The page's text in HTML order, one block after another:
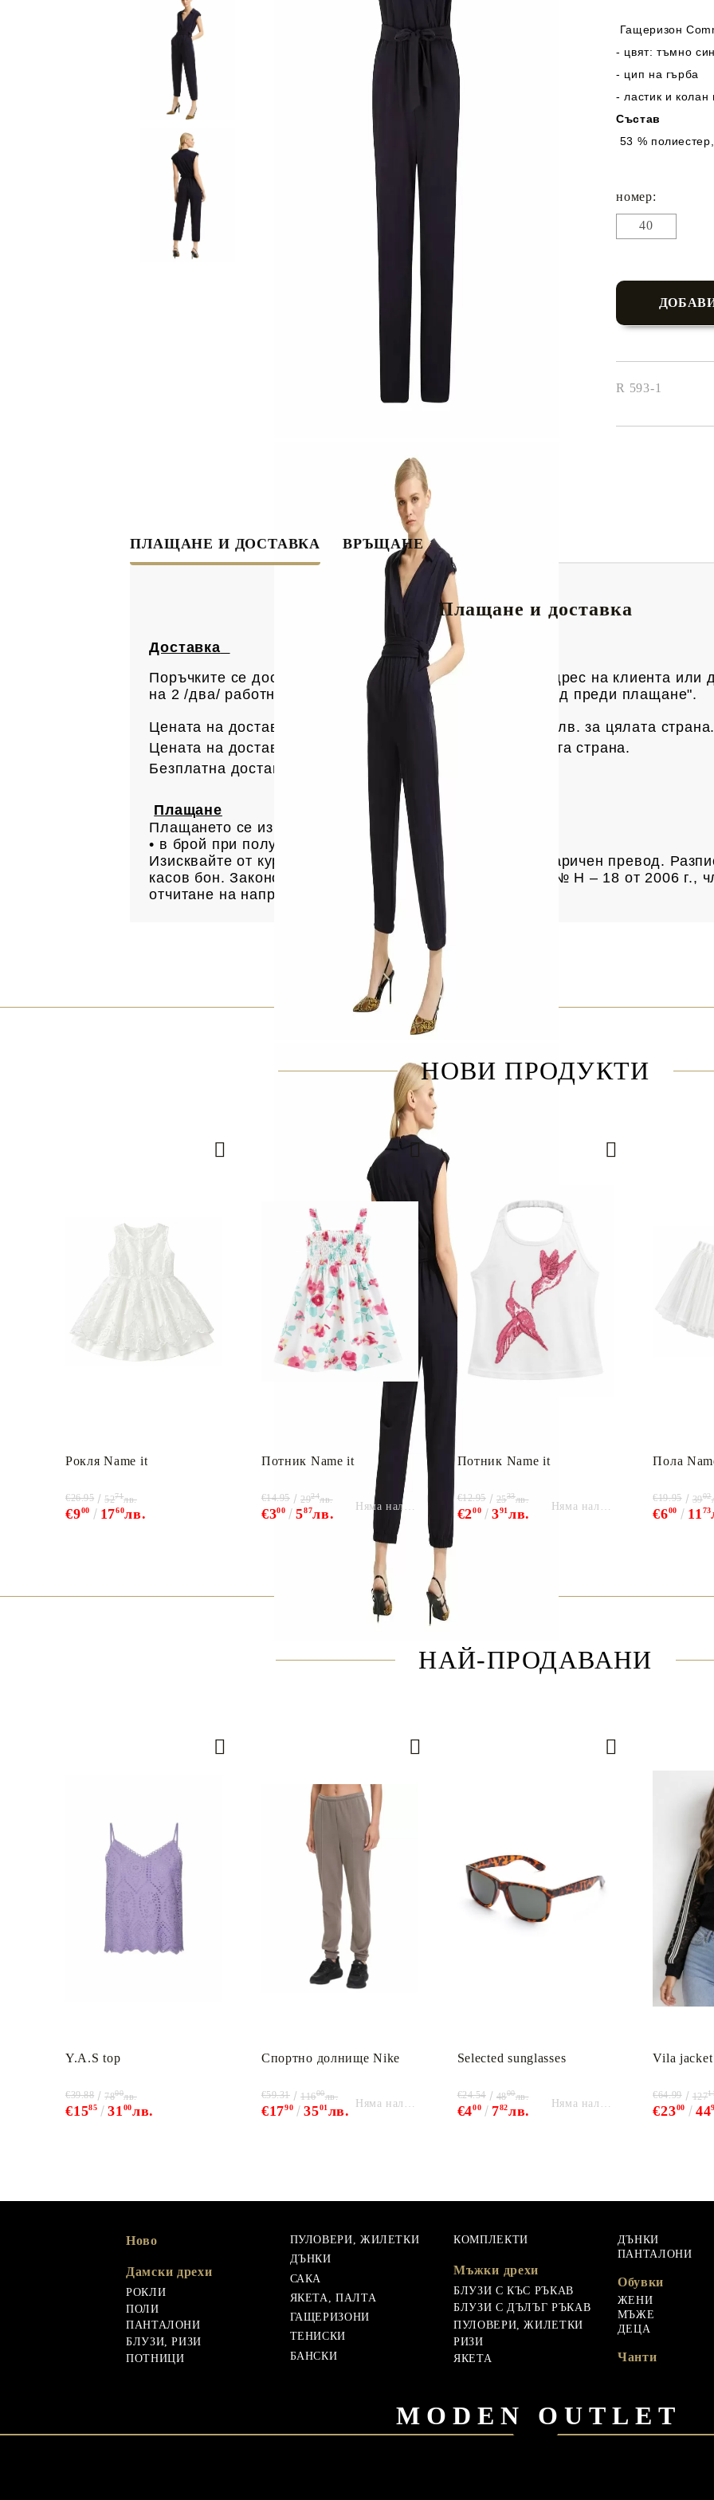
Гащеризон
- цвят: тъмно син
- цип на гърба
- ластик и колан
Състав
53 %
номер:
40
R 593-1
ПЛАЩАНЕ И ДОСТАВКА ВРЪЩАНЕ
Плащане и доставка
Доставка
Поръчките се доставят с куриерска фирма Спиди, до адрес на клиента или
на 2 /два/ работни дни. Всяка пратка има опция "преглед преди плащане".
Цената на доставката до офис на Спиди е 3.50 € / 6.85 лв.за цялата страна.
Цената на доставката до адрес е 4 € /
за цялата страна.
Безплатна доставка за поръчки над 61.35 € /
Плащане
Плащането се извършва:
• в брой при получаване на продукта
Изисквайте от куриера Вашата разписка за пощенски паричен превод.
касов бон. Законово основание за услугата е Наредба № Н – 18 от 2006 г.,
отчитане на направените продажби“.
НОВИ ПРОДУКТИ
Рокля Name it
€900 1760лв.
€26.95 5271лв.
Потник Name it
€300 587лв.
€14.95 2924лв.
Няма наличност
Потник Name it
€200 391лв.
€12.95 2533лв.
Няма наличност
Пола
€600 11 73
€19.95 3902
НАЙ-ПРОДАВАНИ
Y.A.S top
€1585 31 00лв.
€39.88 7800лв.
Спортно долнище Nike
€1790 3501лв.
€59.31 11600лв.
Няма наличност
Selected sunglasses
€400 782лв.
€24.54 4800лв.
Няма наличност
Vila jacket
€2300 44
€64.99 127
Ново
Дамски дрехи
РОКЛИ
ПОЛИ
ПАНТАЛОНИ
БЛУЗИ, РИЗИ
ПОТНИЦИ
ПУЛОВЕРИ, ЖИЛЕТКИ
ДЪНКИ
САКА
ЯКЕТА, ПАЛТА
ГАЩЕРИЗОНИ
ТЕНИСКИ
БАНСКИ
КОМПЛЕКТИ
Мъжки дрехи
БЛУЗИ С КЪС РЪКАВ
БЛУЗИ С ДЪЛЪГ РЪКАВ
ПУЛОВЕРИ, ЖИЛЕТКИ
РИЗИ
ЯКЕТА
ДЪНКИ
ПАНТАЛОНИ
Обувки
ЖЕНИ
МЪЖЕ
ДЕЦА
Чанти
MODEN OUTLET